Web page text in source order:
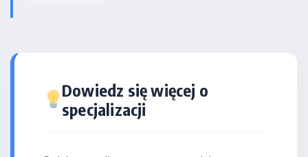
Dowiedz się więcej o
specjalizacji